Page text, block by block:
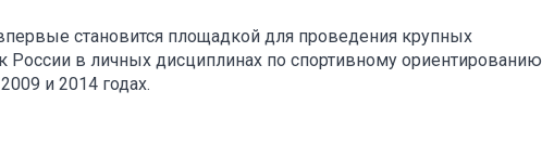
становится площадкой для проведения крупных
России в личных дисциплинах по спортивному ориентированию
и 2014 годах.